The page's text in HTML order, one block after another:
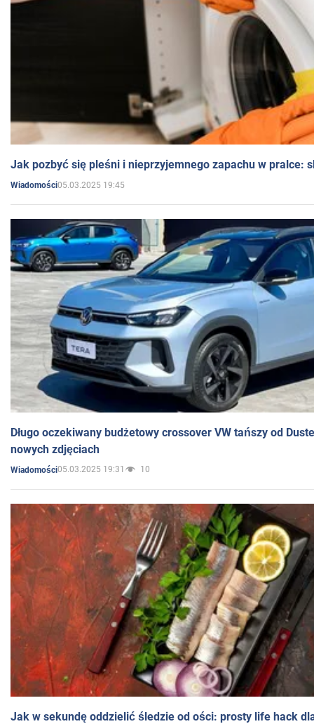
Jak pozbyć się pleśni i nieprzyjemnego zapachu w pralce:
Wiadomości05.03.2025 19:45
Długo oczekiwany budżetowy crossover VW tańszy od
nowych zdjęciach
Wiadomości05.03.2025 19:31 10
Jak w sekundę oddzielić śledzie od ości: prosty life hack